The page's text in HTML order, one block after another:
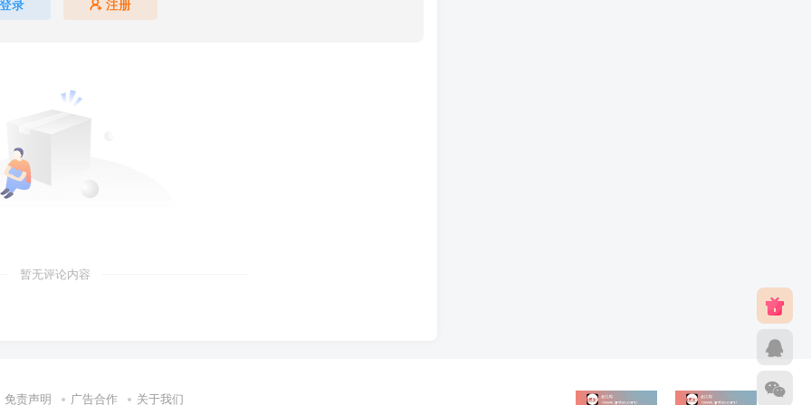
登录 注册
暂无评论内容
免责声明 广告合作 关于我们